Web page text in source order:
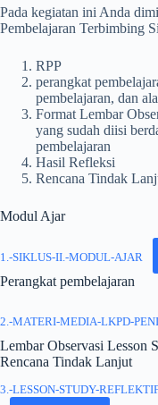
Pada kegiatan ini Anda
Pembelajaran Terbimbing
RPP
perangkat
pembelajaran, dan
Format Lembar
yang sudah diisi
pembelajaran
Hasil Refleksi
Rencana Tindak
Modul Ajar
1.-SIKLUS-II.-MODUL-AJAR
Perangkat pembelajaran
2.-MATERI-MEDIA-LKPD-
Lembar Observasi Lesson
Rencana Tindak Lanjut
3.-LESSON-STUDY-